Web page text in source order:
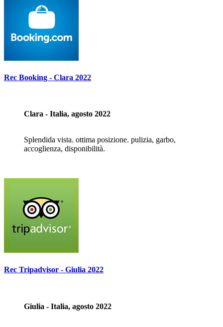
Rec Booking - Clara 2022
Clara - Italia, agosto 2022
Splendida vista. ottima posizione. pulizia, garbo,
accoglienza, disponibilità.
Rec Tripadvisor - Giulia 2022
Giulia - Italia, agosto 2022